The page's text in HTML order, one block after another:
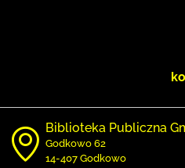
Biblioteka Publiczna
Godkowo 62
14-407 Godkowo